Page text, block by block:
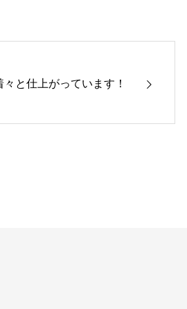
と仕上がっています！